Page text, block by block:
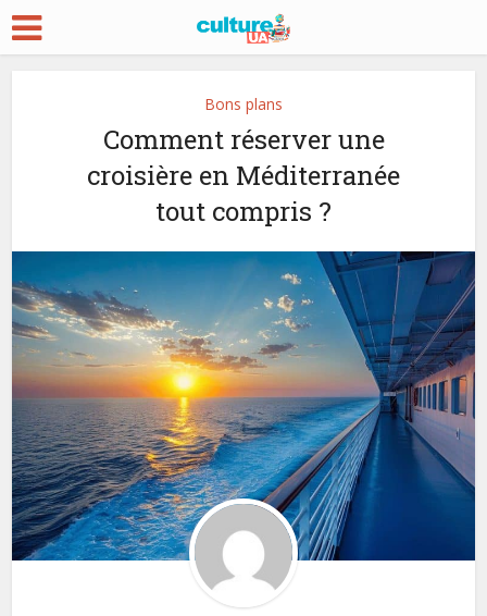
Bons plans
Comment réserver une
croisière en Méditerranée
tout compris ?